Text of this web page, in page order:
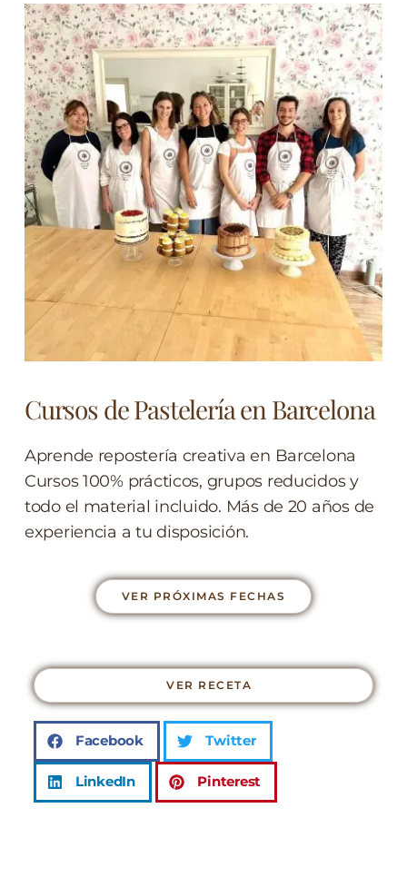
Cursos de Pastelería en Barcelona
Aprende repostería creativa en Barcelona
Cursos 100% prácticos, grupos reducidos y
todo el material incluido. Más de 20 años de
experiencia a tu disposición.
VER PRÓXIMAS FECHAS
VER RECETA
Facebook Twitter
LinkedIn Pinterest